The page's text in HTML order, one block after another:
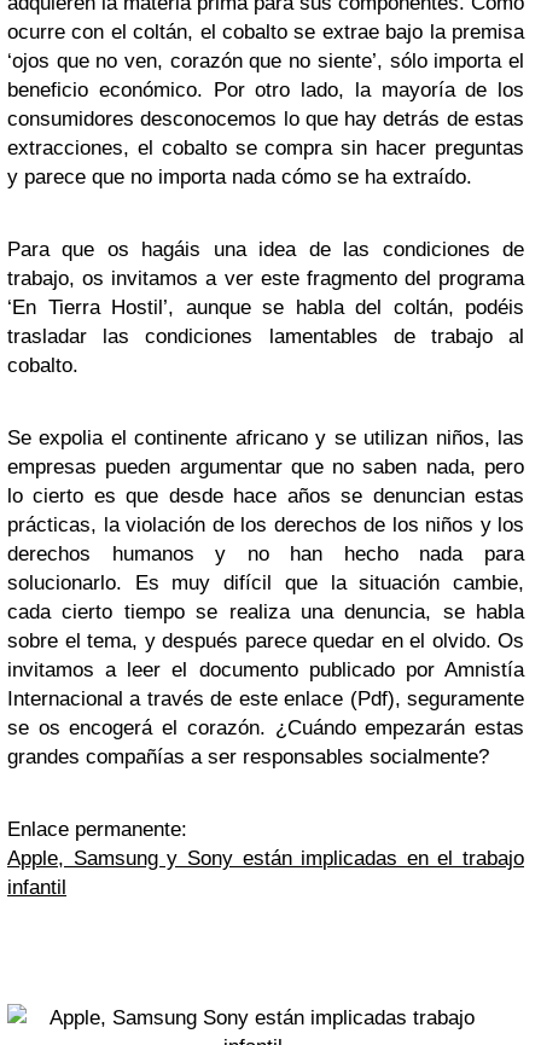
ocurre con el coltán, el cobalto se extrae bajo la premisa
‘ojos que no ven, corazón que no siente’, sólo importa el
beneficio económico. Por otro lado, la mayoría de los
consumidores desconocemos lo que hay detrás de estas
extracciones, el cobalto se compra sin hacer preguntas
y parece que no importa nada cómo se ha extraído.
Para que os hagáis una idea de las condiciones de
trabajo, os invitamos a ver este fragmento del programa
‘En Tierra Hostil’, aunque se habla del coltán, podéis
trasladar las condiciones lamentables de trabajo al
cobalto.
Se expolia el continente africano y se utilizan niños, las
empresas pueden argumentar que no saben nada, pero
lo cierto es que desde hace años se denuncian estas
prácticas, la violación de los derechos de los niños y los
derechos humanos y no han hecho nada para
solucionarlo. Es muy difícil que la situación cambie,
cada cierto tiempo se realiza una denuncia, se habla
sobre el tema, y después parece quedar en el olvido. Os
invitamos a leer el documento publicado por Amnistía
Internacional a través de este enlace (Pdf), seguramente
se os encogerá el corazón. ¿Cuándo empezarán estas
grandes compañías a ser responsables socialmente?
Enlace permanente:
Apple, Samsung y Sony están implicadas en el trabajo
infantil